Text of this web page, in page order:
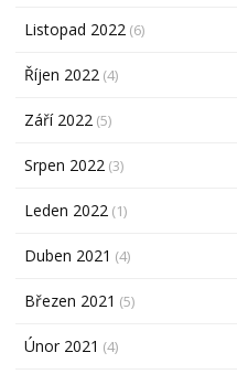
Listopad 2022 (6)
Říjen 2022 (4)
Září 2022 (5)
Srpen 2022 (3)
Leden 2022 (1)
Duben 2021 (4)
Březen 2021 (5)
Únor 2021 (4)